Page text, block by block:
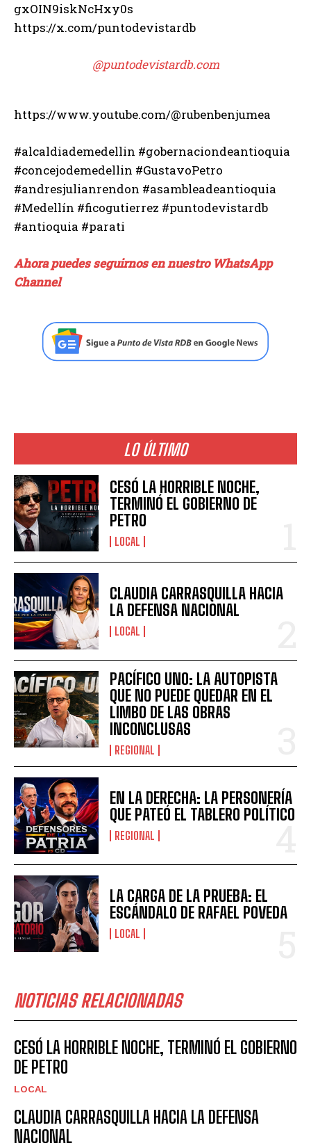
gxOIN9iskNcHxy0s
https://x.com/puntodevistardb
@puntodevistardb.com
https://www.youtube.com/@rubenbenjumea
#alcaldiademedellin #gobernaciondeantioquia
#concejodemedellin #GustavoPetro
#andresjulianrendon #asambleadeantioquia
#Medellín #ficogutierrez #puntodevistardb
#antioquia #parati
Ahora puedes seguirnos en nuestro WhatsApp
Channel
LO ÚLTIMO
CESÓ LA HORRIBLE NOCHE,
TERMINÓ EL GOBIERNO DE
PETRO
LOCAL
CLAUDIA CARRASQUILLA HACIA
LA DEFENSA NACIONAL
LOCAL
PACÍFICO UNO: LA AUTOPISTA
QUE NO PUEDE QUEDAR EN EL
LIMBO DE LAS OBRAS
INCONCLUSAS
REGIONAL
EN LA DERECHA: LA PERSONERÍA
QUE PATEÓ EL TABLERO POLÍTICO
REGIONAL
LA CARGA DE LA PRUEBA: EL
ESCÁNDALO DE RAFAEL POVEDA
LOCAL
NOTICIAS RELACIONADAS
CESÓ LA HORRIBLE NOCHE, TERMINÓ EL GOBIERNO
DE PETRO
LOCAL
CLAUDIA CARRASQUILLA HACIA LA DEFENSA
NACIONAL